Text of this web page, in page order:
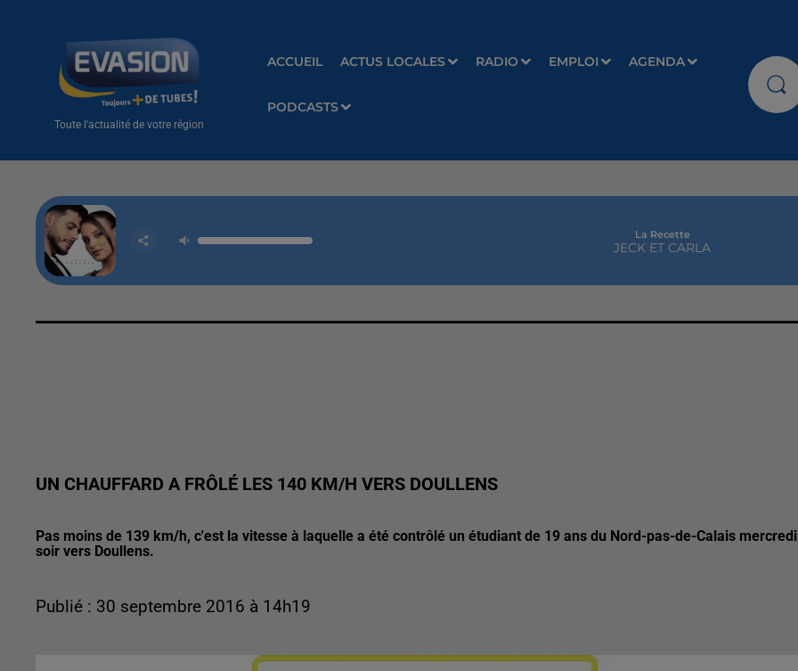
Toute l'actualité de votre région
ACCUEIL ACTUS LOCALES RADIO EMPLOI AGENDA
PODCASTS
La Recette
JECK ET CARLA
UN CHAUFFARD A FRÔLÉ LES 140 KM/H VERS DOULLENS
Pas moins de 139 km/h, c'est la vitesse à laquelle a été contrôlé un étudiant de 19 ans du Nord-pas-de-Calais mercredi
soir vers Doullens.
Publié : 30 septembre 2016 à 14h19